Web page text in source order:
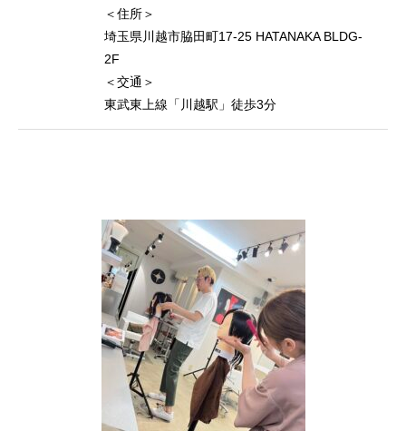
＜住所＞
埼玉県川越市脇田町17-25 HATANAKA BLDG-
2F
＜交通＞
東武東上線「川越駅」徒歩3分